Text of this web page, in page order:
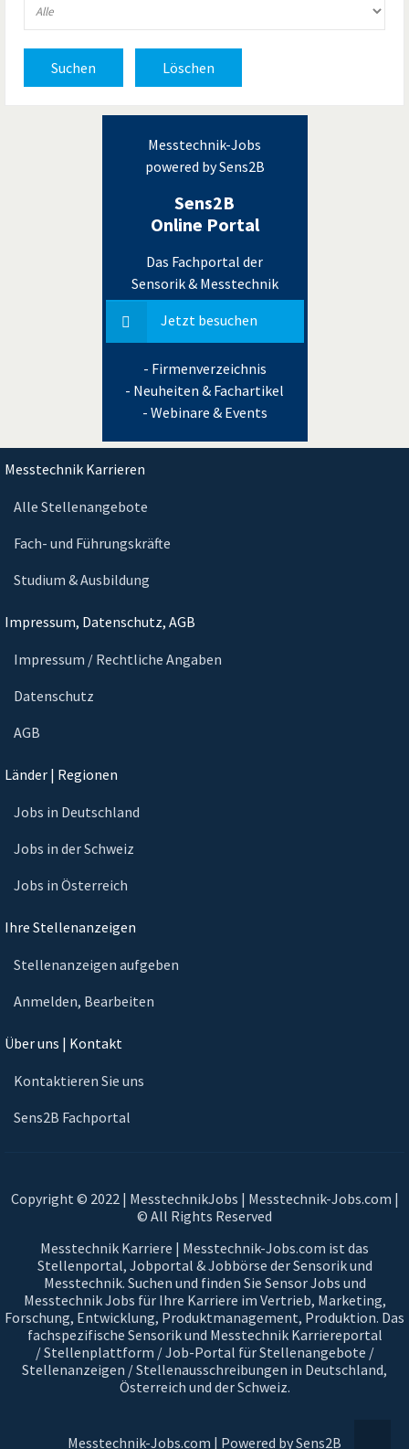
Suchen Löschen
Messtechnik-Jobs
powered by Sens2B
Sens2B
Online Portal
Das Fachportal der
Sensorik & Messtechnik
Jetzt besuchen
- Firmenverzeichnis
- Neuheiten & Fachartikel
- Webinare & Events
Messtechnik Karrieren
Alle Stellenangebote
Fach- und Führungskräfte
Studium & Ausbildung
Impressum, Datenschutz, AGB
Impressum / Rechtliche Angaben
Datenschutz
AGB
Länder | Regionen
Jobs in Deutschland
Jobs in der Schweiz
Jobs in Österreich
Ihre Stellenanzeigen
Stellenanzeigen aufgeben
Anmelden, Bearbeiten
Über uns | Kontakt
Kontaktieren Sie uns
Sens2B Fachportal
Copyright © 2022 | MesstechnikJobs | Messtechnik-Jobs.com |
© All Rights Reserved
Messtechnik Karriere | Messtechnik-Jobs.com ist das
Stellenportal, Jobportal & Jobbörse der Sensorik und
Messtechnik. Suchen und finden Sie Sensor Jobs und
Messtechnik Jobs für Ihre Karriere im Vertrieb, Marketing,
Forschung, Entwicklung, Produktmanagement, Produktion. Das
fachspezifische Sensorik und Messtechnik Karriereportal
/ Stellenplattform / Job-Portal für Stellenangebote /
Stellenanzeigen / Stellenausschreibungen in Deutschland,
Österreich und der Schweiz.
Messtechnik-Jobs.com | Powered by Sens2B